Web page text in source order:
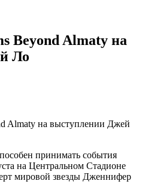
Beyond Almaty на
Ло
принимать события
на Центральном Стадионе
мировой звезды Дженнифер